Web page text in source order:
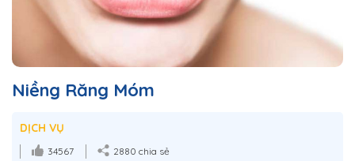
Niềng Răng Móm
DỊCH VỤ
34567 2880 chia sẻ